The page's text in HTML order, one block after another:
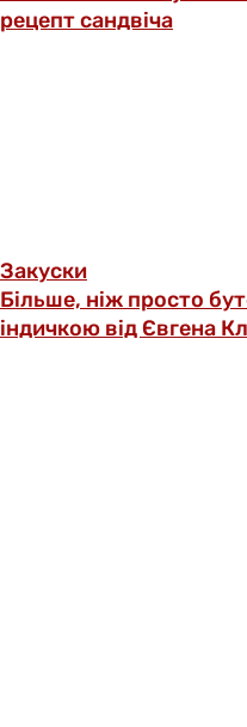
рецепт сандвіча
Закуски
Більше, ніж просто
індичкою від Євгена